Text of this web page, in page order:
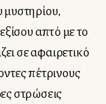
απτό με το
σε αφαιρετικό
πέτρινους
στρώσεις